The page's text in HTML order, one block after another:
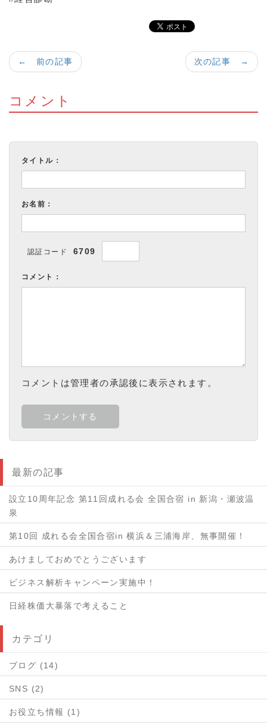
次の記事 →
← 前の記事
コメント
タイトル：
お名前：
認証コード 6709
コメント：
コメントは管理者の承認後に表示されます。
最新の記事
設立10周年記念 第11回成れる会 全国合宿 in 新潟・瀬波温
泉
第10回 成れる会全国合宿in 横浜＆三浦海岸、無事開催！
あけましておめでとうございます
ビジネス解析キャンペーン実施中！
日経株価大暴落で考えること
カテゴリ
ブログ (14)
SNS (2)
お役立ち情報 (1)